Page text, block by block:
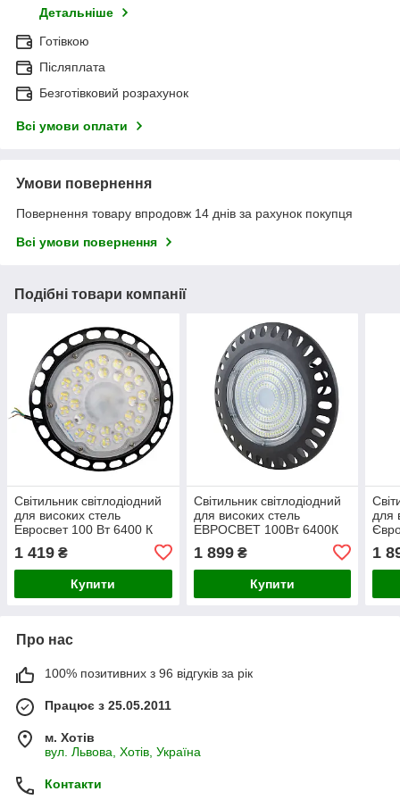
Детальніше
Готівкою
Післяплата
Безготівковий розрахунок
Всі умови оплати
Умови повернення
Повернення товару впродовж 14 днів за рахунок покупця
Всі умови повернення
Подібні товари компанії
Світильник світлодіодний
для високих стель
Евросвет 100 Вт 6400 К
1 419 ₴
Купити
Світильник світлодіодний
для високих стель
ЕВРОСВЕТ 100Вт 6400К
1 899₴
Купити
для
1
Про нас
100% позитивних з 96 відгуків за рік
Працює з 25.05.2011
м. Хотів
вул. Львова, Хотів, Україна
Контакти